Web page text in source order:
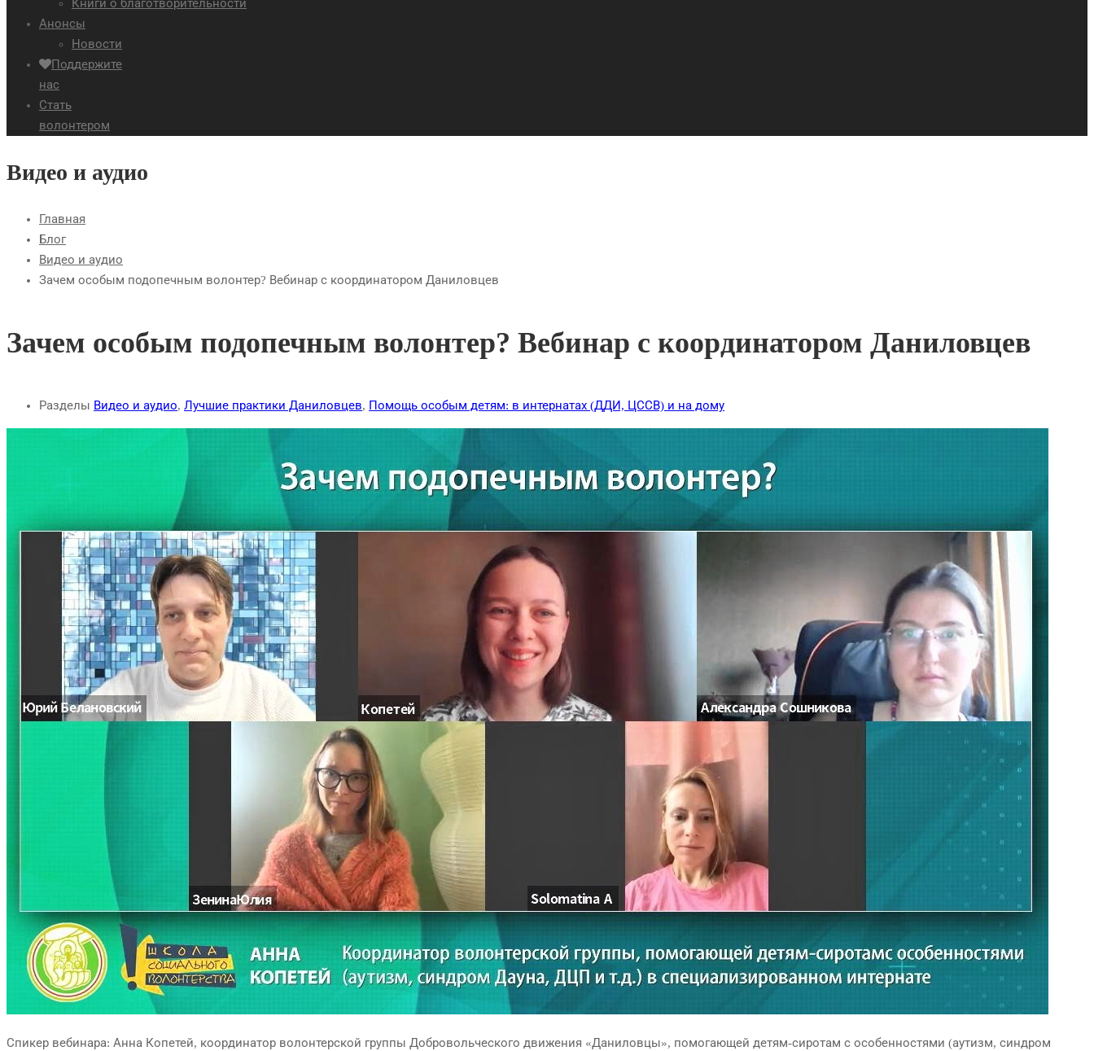
Книги о благотворительности
Анонсы
Новости
Поддержите
нас
Стать
волонтером
Видео и аудио
Главная
Блог
Видео и аудио
Зачем особым подопечным волонтер? Вебинар с координатором Даниловцев
Зачем особым подопечным волонтер? Вебинар с координатором Даниловцев
Разделы Видео и аудио, Лучшие практики Даниловцев, Помощь особым детям: в интернатах (ДДИ, ЦССВ) и на дому
Спикер вебинара: Анна Копетей, координатор волонтерской группы Добровольческого движения «Даниловцы», помогающей детям-сиротам с особенностями (аутизм, синдром